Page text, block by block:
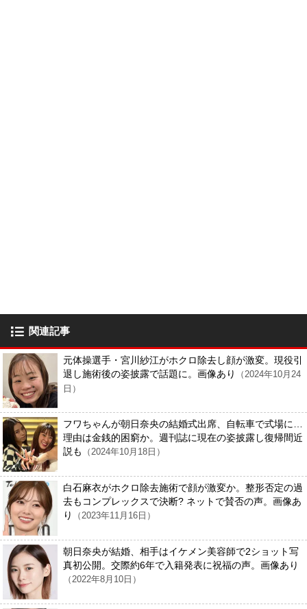
関連記事
元体操選手・宮川紗江がホクロ除去し顔が激変。現役引
退し施術後の姿披露で話題に。画像あり
（2024年10月24
日）
フワちゃんが朝日奈央の結婚式出席、自転車で式場に…
理由は金銭的困窮か。週刊誌に現在の姿披露し復帰間近
説も
（2024年10月18日）
白石麻衣がホクロ除去施術で顔が激変か。整形否定の過
去もコンプレックスで決断? ネットで賛否の声。画像あ
り
（2023年11月16日）
朝日奈央が結婚、相手はイケメン美容師で2ショット写
真初公開。交際約6年で入籍発表に祝福の声。画像あり
（2022年8月10日）